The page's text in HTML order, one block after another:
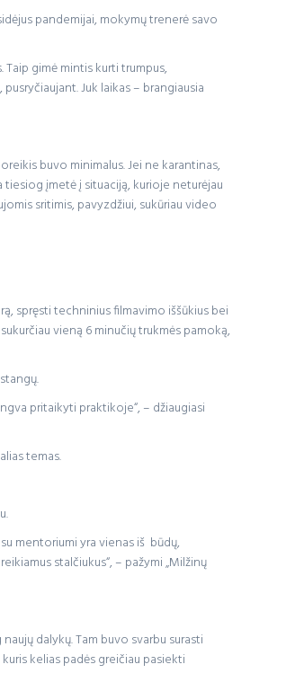
pandemijai, mokymų trenerė savo
gimė mintis kurti trumpus,
Juk laikas – brangiausia
buvo minimalus. Jei ne karantinas,
tiesiog įmetė į situaciją, kurioje neturėjau
sritimis, pavyzdžiui, sukūriau video
spręsti techninius filmavimo iššūkius bei
vieną 6 minučių trukmės pamoką,
pritaikyti praktikoje“, – džiaugiasi
temas.
mentoriumi yra vienas iš būdų,
stalčiukus“, – pažymi „Milžinų
dalykų. Tam buvo svarbu surasti
kelias padės greičiau pasiekti